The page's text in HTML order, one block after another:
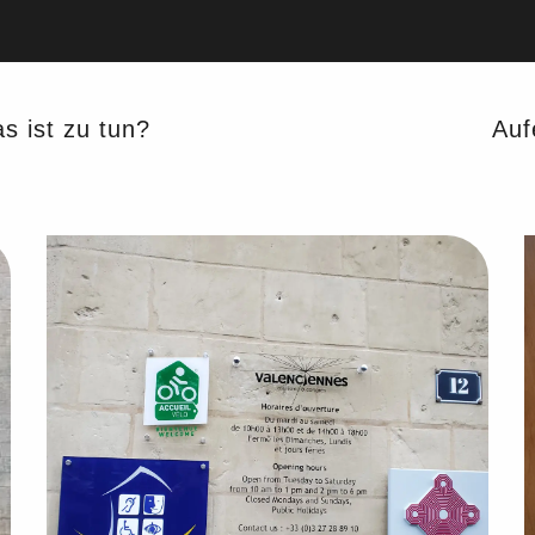
ist zu tun?- OT Accueil vélo